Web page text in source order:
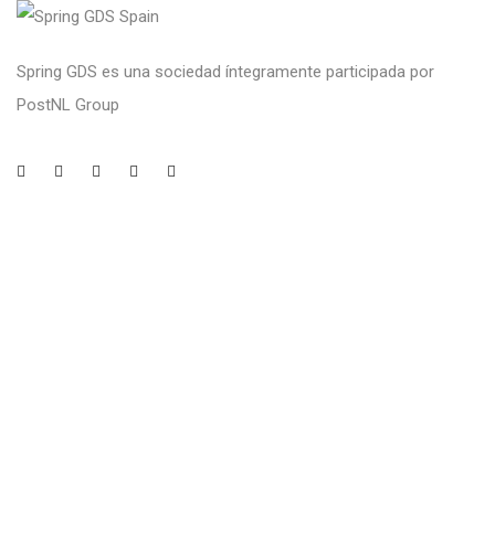
Spring GDS es una sociedad íntegramente participada por
PostNL Group